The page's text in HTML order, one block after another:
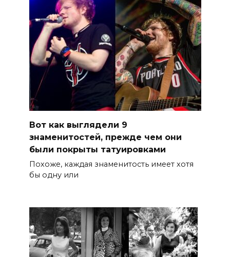
Вот как выглядели 9
знаменитостей, прежде чем они
были покрыты татуировками
Похоже, каждая знаменитость имеет хотя
бы одну или